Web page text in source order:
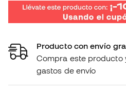
Producto con envío
Compra este producto
gastos de envío